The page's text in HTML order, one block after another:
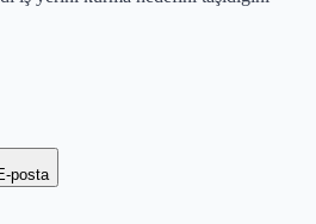
posta